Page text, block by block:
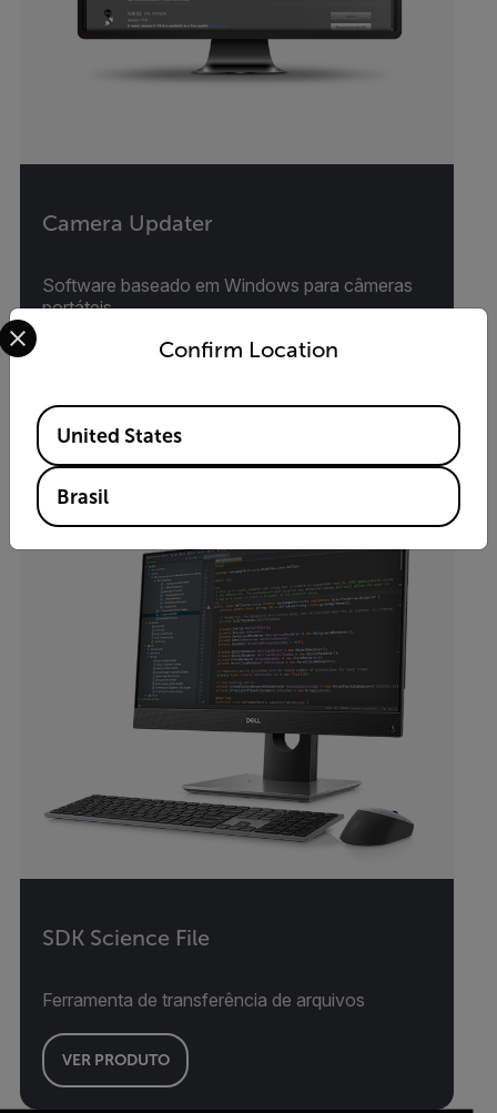
Camera Updater
Software baseado em Windows para câmeras
portáteis
SDK Science File
Ferramenta de transferência de arquivos
VER PRODUTO
Confirm Location
Select your preferred country and language from the
Available Locations
United States
Brasil